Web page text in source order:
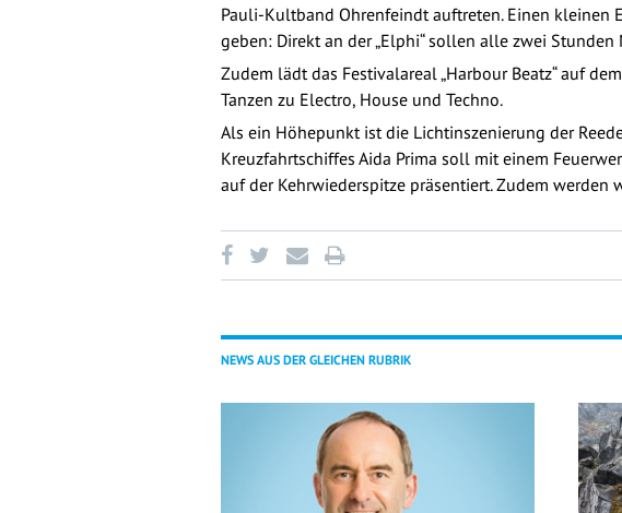
Pauli-Kultband Ohrenfeindt auftreten. Einen kleinen
geben: Direkt an der „Elphi“ sollen alle zwei
Zudem lädt das Festivalareal „Harbour Beatz“ auf
Tanzen zu Electro, House und Techno.
Als ein Höhepunkt ist die Lichtinszenierung der
Kreuzfahrtschiffes Aida Prima soll mit einem
auf der Kehrwiederspitze präsentiert. Zudem
NEWS AUS DER GLEICHEN RUBRIK